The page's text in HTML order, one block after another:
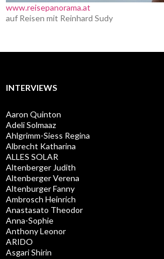
www.reisepanorama.at
auf Reisen mit Reinhard Sudy
INTERVIEWS
Aaron Quinton
Adeli Solmaaz
Ahlgrimm-Siess Regina
Albrecht Katharina
ALLES SOLAR
Altenberger Judith
Altenberger Verena
Altenburger Fanny
Ambrosch Heinrich
Anastasato Theodor
Anna-Sophie
Anthony Leonor
ARIDO
Asgari Shirin